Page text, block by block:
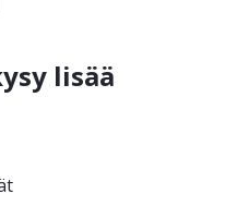
lisää